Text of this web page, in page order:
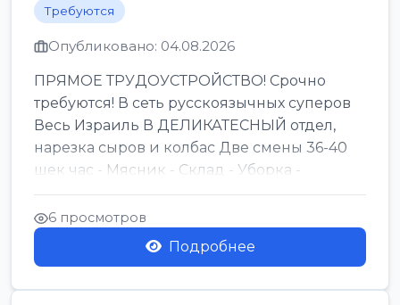
Требуются
Опубликовано: 04.08.2026
ПРЯМОЕ ТРУДОУСТРОЙСТВО! Срочно
требуются! В сеть русскоязычных суперов
Весь Израиль В ДЕЛИКАТЕСНЫЙ отдел,
нарезка сыров и колбас Две смены 36-40
шек час - Мясник - Склад - Уборка -
Раскладка - Касса -...
6 просмотров
Подробнее